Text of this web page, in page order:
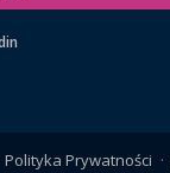
Polityka Prywatności